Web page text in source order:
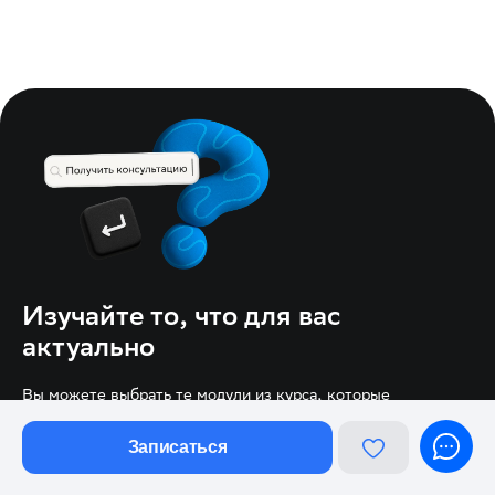
Изучайте то, что для вас
актуально
Вы можете выбрать те модули из курса, которые
Менеджер рассчитает стоимость обучения и ответит
на любые вопросы о формате, платформе или курсе
Записаться